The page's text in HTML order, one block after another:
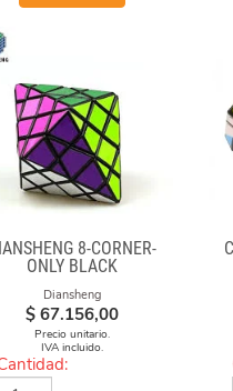
8-CORNER-
ONLY BLACK
Diansheng
$ 67.156,00
Precio unitario.
IVA incluido.